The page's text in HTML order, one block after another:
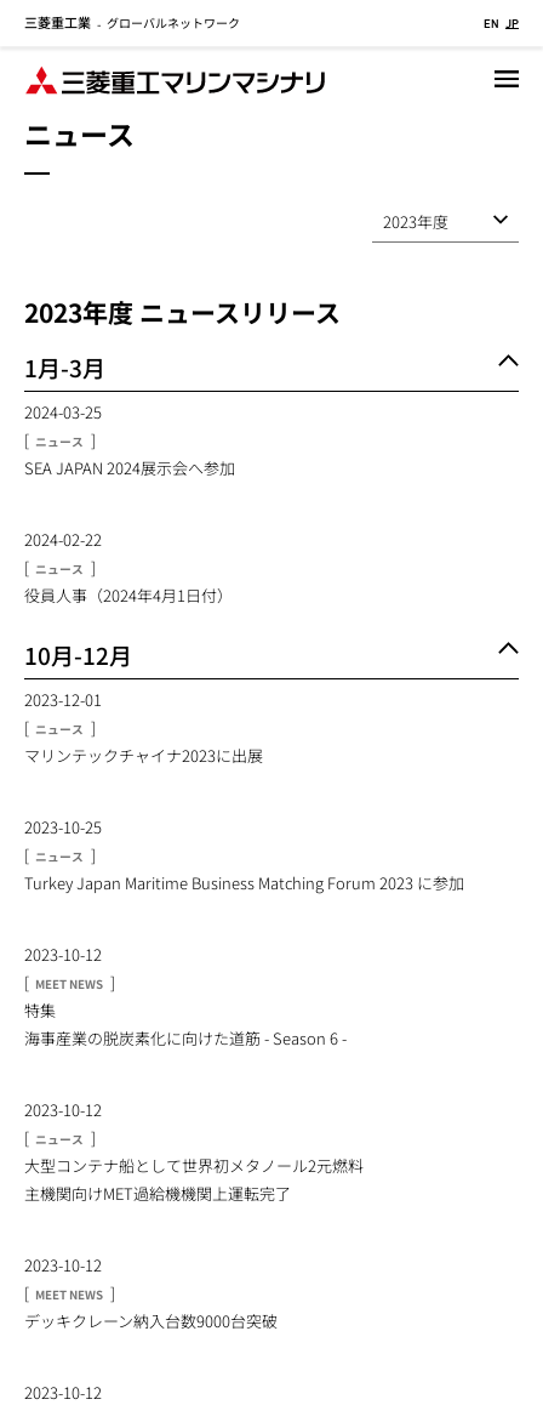
三菱重工業 - グローバルネットワーク EN JP
ニュース
2023年度 ニュースリリース
1月-3月
2024-03-25
[ ニュース ]
SEA JAPAN 2024展示会へ参加
2024-02-22
[ ニュース ]
役員人事（2024年4月1日付）
10月-12月
2023-12-01
[ ニュース ]
マリンテックチャイナ2023に出展
2023-10-25
[ ニュース ]
Turkey Japan Maritime Business Matching Forum 2023 に参加
2023-10-12
[ MEET NEWS ]
特集
海事産業の脱炭素化に向けた道筋 - Season 6 -
2023-10-12
[ ニュース ]
⼤型コンテナ船として世界初メタノール2元燃料
主機関向けMET過給機機関上運転完了
2023-10-12
[ MEET NEWS ]
デッキクレーン納⼊台数9000台突破
2023-10-12